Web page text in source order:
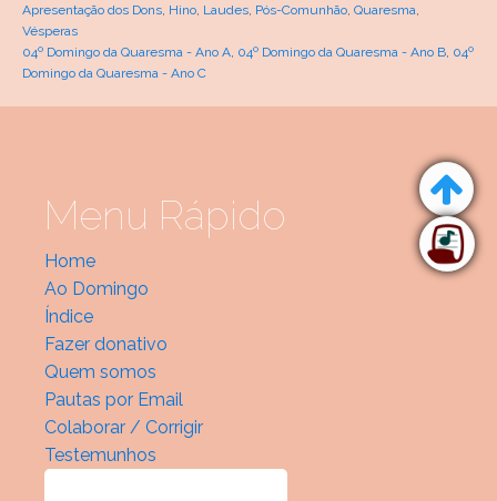
Apresentação dos Dons, Hino, Laudes, Pós-Comunhão, Quaresma,
Vésperas
04º Domingo da Quaresma - Ano A, 04º Domingo da Quaresma - Ano B, 04º
Domingo da Quaresma - Ano C
Menu Rápido
Home
Ao Domingo
Índice
Fazer donativo
Quem somos
Pautas por Email
Colaborar / Corrigir
Testemunhos